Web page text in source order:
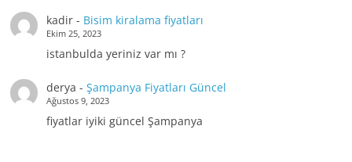
kadir- Bisim kiralama fiyatları
Ekim 25, 2023
istanbulda yeriniz var mı ?
derya - Şampanya Fiyatları Güncel
Ağustos 9, 2023
fiyatlar iyiki güncel Şampanya